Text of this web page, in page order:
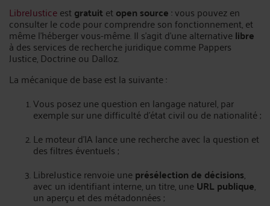
LibreJusticeestgratuitetopen source: vous pouvez en
consulter le code pour comprendre son fonctionnement, et
même l’héberger vous-même. Il s’agit d’une alternativelibre
à des services de recherche juridique comme Pappers
Justice, Doctrine ou Dalloz.
La mécanique de base est la suivante :
Vous posez une question en langage naturel, par
exemple sur une difficulté d'état civil ou de nationalité ;
Le moteur d’IA lance une recherche avec la question et
des filtres éventuels ;
LibreJustice renvoie uneprésélection de décisions,
avec un identifiant interne, un titre, uneURL publique,
un aperçu et des métadonnées ;